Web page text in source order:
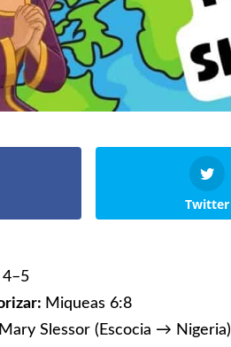
Twitter
4–5
Miqueas 6:8
Mary Slessor (Escocia → Nigeria)